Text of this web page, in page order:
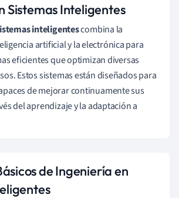
Sistemas Inteligentes
inteligentescombina la
artificial y la electrónica para
eficientes que optimizan diversas
Estos sistemas están diseñados para
de mejorar continuamente sus
del aprendizaje y la adaptación a
de Ingeniería en